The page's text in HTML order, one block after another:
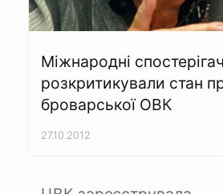
Міжнародні
розкритикували стан
броварської ОВК
27.10.2012